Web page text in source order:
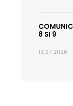
8 SI 9
13.07.2026